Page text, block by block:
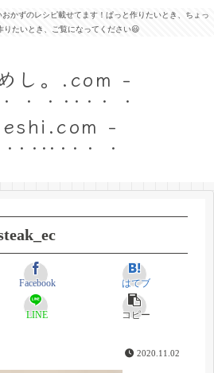
かずのレシピ載せてます！ぱっと作りたいとき、ちょっ
りたいとき、ご覧になってください😃
し。.com -
-
Facebook はてブ
LINE コピー
2020.11.02